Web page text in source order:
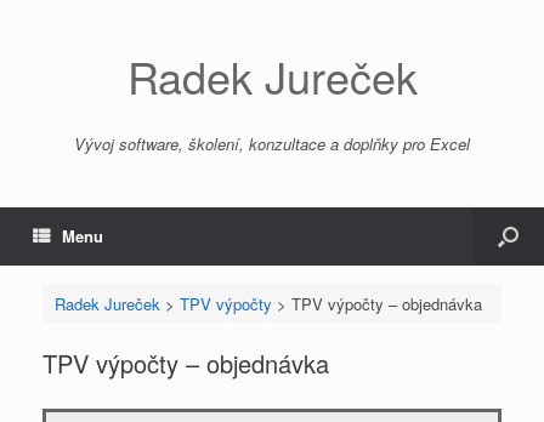
Radek Jureček
Vývoj software, školení, konzultace a doplňky pro Excel
Menu
Radek Jureček > TPV výpočty > TPV výpočty – objednávka
TPV výpočty – objednávka